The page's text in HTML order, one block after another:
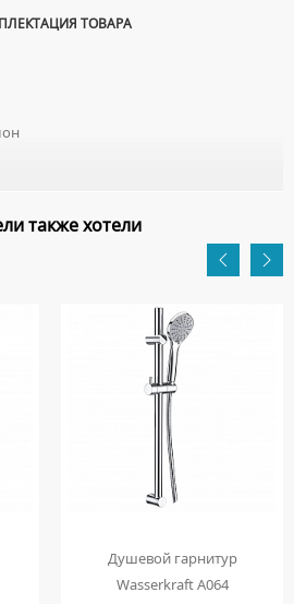
ТОВАРА
также хотели
Душевой гарнитур
Wasserkraft A064